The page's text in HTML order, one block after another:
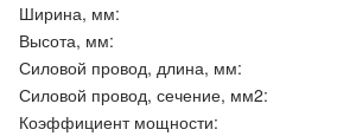
Ширина, мм:
Высота, мм:
Силовой провод, длина, мм:
Силовой провод, сечение, мм2:
Коэффициент мощности: